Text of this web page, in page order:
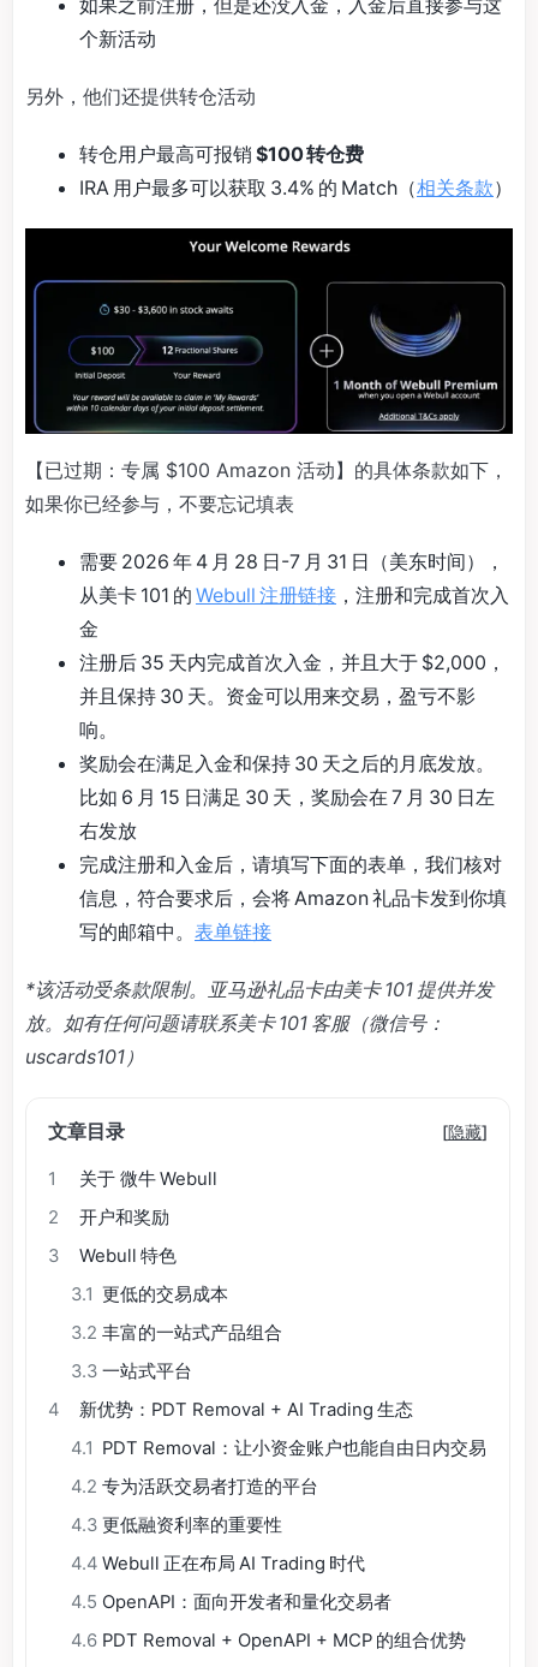
如果之前注册，但是还没入金，入金后直接参与这
个新活动
另外，他们还提供转仓活动
转仓用户最高可报销 $100 转仓费
IRA 用户最多可以获取 3.4% 的 Match（相关条款）
【已过期：专属 $100 Amazon 活动】的具体条款如下，
如果你已经参与，不要忘记填表
需要 2026 年 4 月 28 日-7 月 31 日（美东时间），
从美卡 101 的 Webull 注册链接 ，注册和完成首次入
金
注册后 35 天内完成首次入金，并且大于 $2,000，
并且保持 30 天。资金可以用来交易，盈亏不影
响。
奖励会在满足入金和保持 30 天之后的月底发放。
比如 6 月 15 日满足 30 天，奖励会在 7 月 30 日左
右发放
完成注册和入金后，请填写下面的表单，我们核对
信息，符合要求后，会将 Amazon 礼品卡发到你填
写的邮箱中。 表单链接
*该活动受条款限制。亚马逊礼品卡由美卡 101 提供并发
放。如有任何问题请联系美卡 101 客服（微信号：
uscards101）
文章目录 [隐藏]
1
关于 微牛 Webull
2
开户和奖励
3
Webull 特色
3.1 更低的交易成本
3.2 丰富的一站式产品组合
3.3 一站式平台
4
新优势：PDT Removal + AI Trading 生态
4.1 PDT Removal：让小资金账户也能自由日内交易
4.2 专为活跃交易者打造的平台
4.3 更低融资利率的重要性
4.4 Webull 正在布局 AI Trading 时代
4.5 OpenAPI：面向开发者和量化交易者
4.6 PDT Removal + OpenAPI + MCP 的组合优势